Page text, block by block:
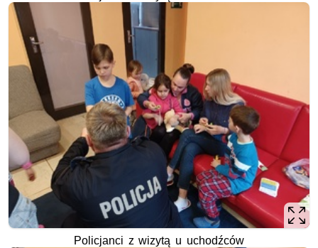
Policjanci z wizytą u uchodźców